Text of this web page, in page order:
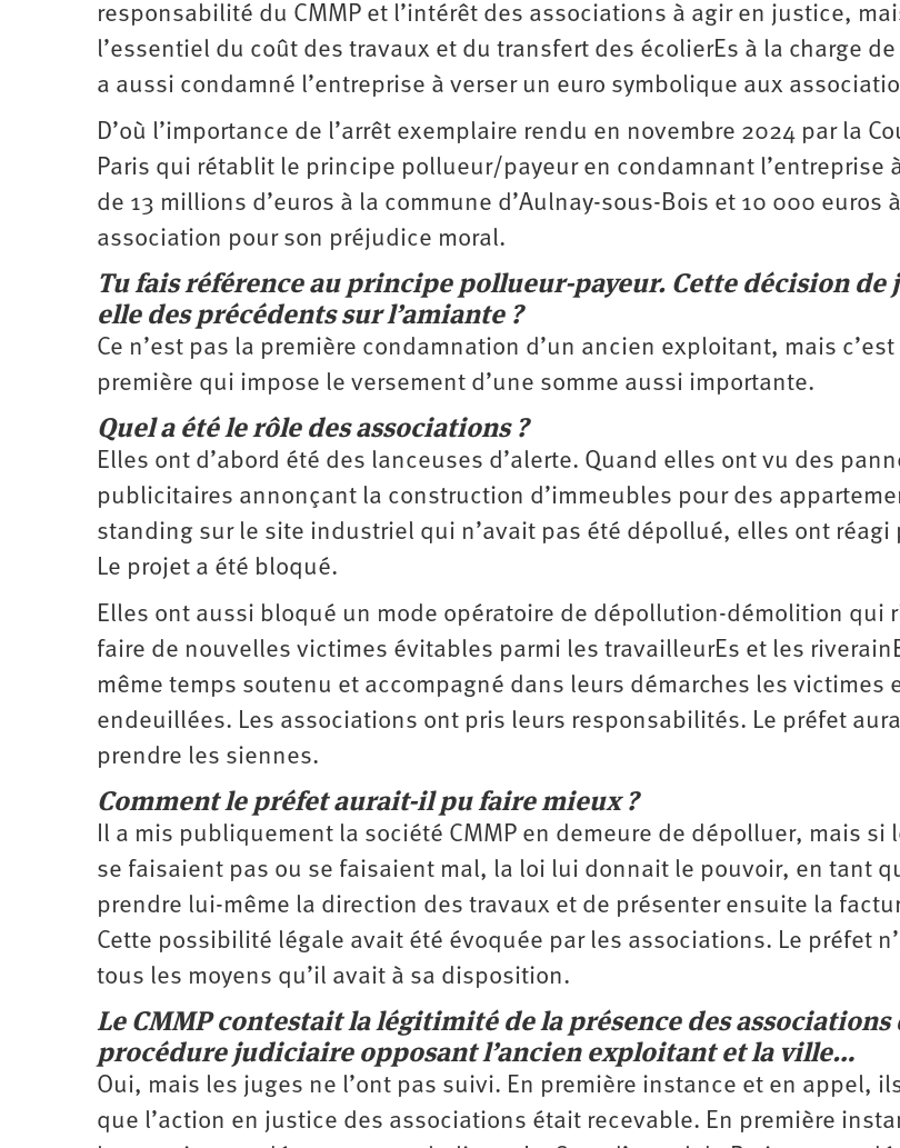
responsabilité du CMMP et l’intérêt des associations à agir en justice,
l’essentiel du coût des travaux et du transfert des écolierEs à la charge
a aussi condamné l’entreprise à verser un euro symbolique aux
D’où l’importance de l’arrêt exemplaire rendu en novembre 2024 par la
Paris qui rétablit le principe pollueur/payeur en condamnant l’entreprise
de 13 millions d’euros à la commune d’Aulnay-sous-Bois et 10 000 euros
association pour son préjudice moral.
Tu fais référence au principe pollueur-payeur. Cette décision de
elle des précédents sur l’amiante ?
Ce n’est pas la première condamnation d’un ancien exploitant, mais
première qui impose le versement d’une somme aussi importante.
Quel a été le rôle des associations ?
Elles ont d’abord été des lanceuses d’alerte. Quand elles ont vu des
publicitaires annonçant la construction d’immeubles pour des
standing sur le site industriel qui n’avait pas été dépollué, elles ont
Le projet a été bloqué.
Elles ont aussi bloqué un mode opératoire de dépollution-­démolition qui
faire de nouvelles victimes évitables parmi les travailleurEs et les
même temps soutenu et accompagné dans leurs démarches les victimes
endeuillées. Les associations ont pris leurs responsabilités. Le préfet
prendre les siennes.
Comment le préfet aurait-il pu faire mieux ?
Il a mis publiquement la société CMMP en demeure de dépolluer, mais si
se faisaient pas ou se faisaient mal, la loi lui donnait le pouvoir, en tant
prendre lui-même la direction des travaux et de présenter ensuite la
Cette possibilité légale avait été évoquée par les associations. Le préfet
tous les moyens qu’il avait à sa disposition.
Le CMMP contestait la légitimité de la présence des associations
procédure judiciaire opposant l’ancien exploitant et la ville…
Oui, mais les juges ne l’ont pas suivi. En première instance et en appel,
que l’action en justice des associations était recevable. En première